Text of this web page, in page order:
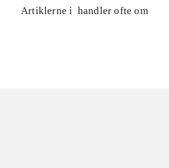
Artiklerne i handler ofte om